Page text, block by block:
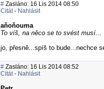
# Zasláno: 16 Lis 2014 08:50
Citát- Nahlásit
aňoňouma
To víš, na něco se to svést musí...
jo, přesně...spíš to bude...nechce
# Zasláno: 16 Lis 2014 08:52
Citát- Nahlásit